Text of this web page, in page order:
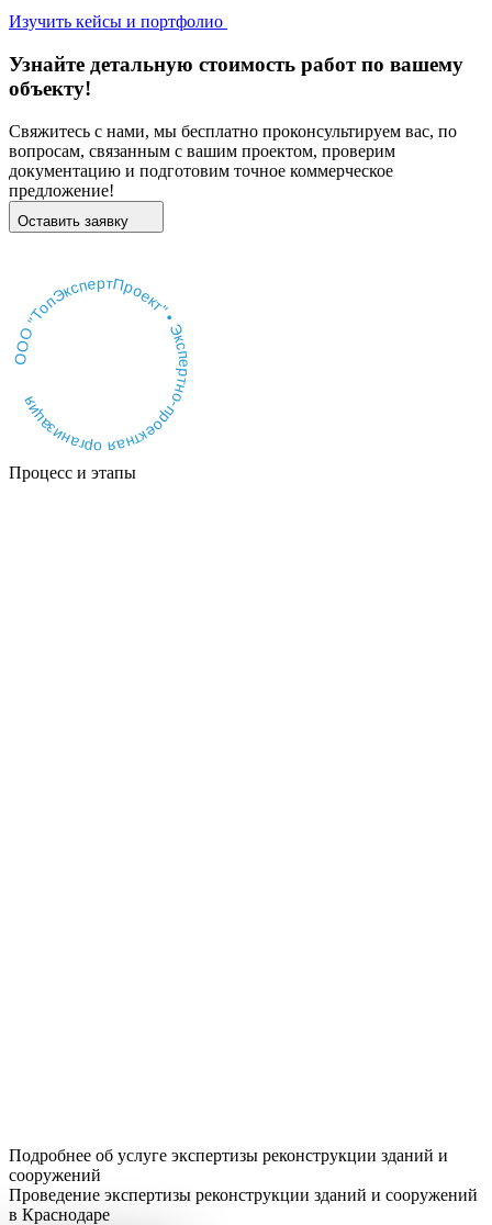
Изучить кейсы и портфолио
Узнайте детальную стоимость работ по вашему
объекту!
Свяжитесь с нами, мы бесплатно проконсультируем вас, по
вопросам, связанным с вашим проектом, проверим
документацию и подготовим точное коммерческое
предложение!
Оставить заявку
ООО "ТопЭкспертПроект" • Экспертно-проектная организация
Процесс и этапы
Подробнее об услуге экспертизы реконструкции зданий и
сооружений
Проведение экспертизы реконструкции зданий и сооружений
в Краснодаре